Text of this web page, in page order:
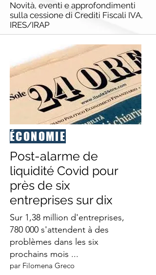
Novità, eventi e approfondimenti
sulla cessione di Crediti Fiscali IVA,
IRES/IRAP
ÉCONOMIE
Post-alarme de
liquidité Covid pour
près de six
entreprises sur dix
Sur 1,38 million d'entreprises,
780 000 s'attendent à des
problèmes dans les six
prochains mois ...
par Filomena Greco